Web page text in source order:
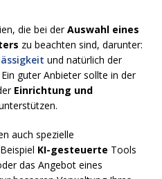
die bei derAuswahl eines
zu beachten sind, darunter:
und natürlich der
guter Anbieter sollte in der
Einrichtung und
auch spezielle
KI-gesteuerte Tools
das Angebot eines